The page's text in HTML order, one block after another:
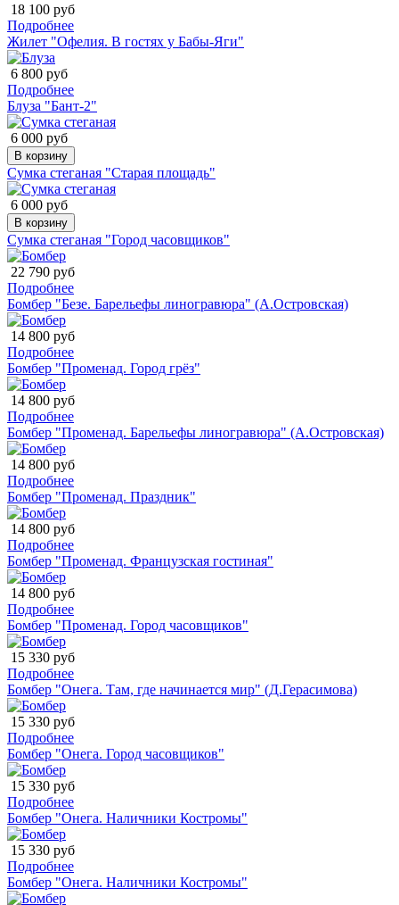
18 100 руб
Подробнее
Жилет "Офелия. В гостях у Бабы-Яги"
6 800 руб
Подробнее
Блуза "Бант-2"
6 000 руб
В корзину
Сумка стеганая "Старая площадь"
6 000 руб
В корзину
Сумка стеганая "Город часовщиков"
22 790 руб
Подробнее
Бомбер "Безе. Барельефы линогравюра" (А.Островская)
14 800 руб
Подробнее
Бомбер "Променад. Город грёз"
14 800 руб
Подробнее
Бомбер "Променад. Барельефы линогравюра" (А.Островская)
14 800 руб
Подробнее
Бомбер "Променад. Праздник"
14 800 руб
Подробнее
Бомбер "Променад. Французская гостиная"
14 800 руб
Подробнее
Бомбер "Променад. Город часовщиков"
15 330 руб
Подробнее
Бомбер "Онега. Там, где начинается мир" (Д.Герасимова)
15 330 руб
Подробнее
Бомбер "Онега. Город часовщиков"
15 330 руб
Подробнее
Бомбер "Онега. Наличники Костромы"
15 330 руб
Подробнее
Бомбер "Онега. Наличники Костромы"